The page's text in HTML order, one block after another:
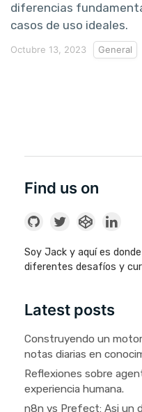
diferencias
casos de uso ideales.
Octubre 13, 2023 General
Find us on
Soy Jack y aquí es
diferentes desafíos y
Latest posts
Construyendo un
notas diarias en
Reflexiones sobre
experiencia humana.
n8n vs Prefect: Asi un